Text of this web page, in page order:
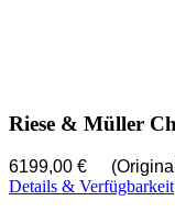
Riese & Müller
6199,00 €
Details & Verfügbarkeit